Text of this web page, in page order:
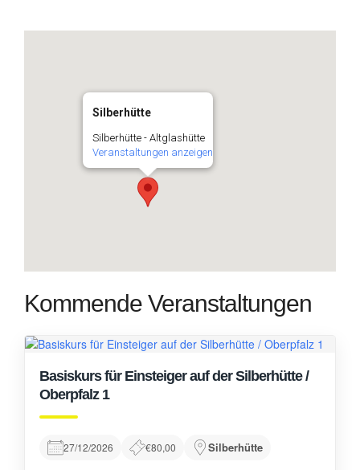
Silberhütte
Silberhütte - Altglashütte
Veranstaltungen anzeigen
Kommende Veranstaltungen
Basiskurs für Einsteiger auf der Silberhütte /
Oberpfalz 1
27/12/2026 €80,00 Silberhütte